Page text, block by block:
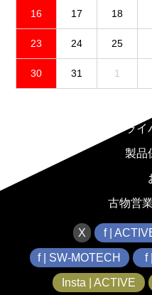
16 17 18
23 24 25
30 31 1
プラ
製品
古物営
X f |
f | SW-MOTECH f
Insta | ACTIVE